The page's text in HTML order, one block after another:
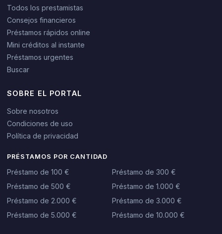
Todos los prestamistas
Consejos financieros
Préstamos rápidos online
Mini créditos al instante
Préstamos urgentes
Buscar
SOBRE EL PORTAL
Sobre nosotros
Condiciones de uso
Política de privacidad
PRÉSTAMOS POR CANTIDAD
Préstamo de 100 €
Préstamo de 300 €
Préstamo de 500 €
Préstamo de 1.000 €
Préstamo de 2.000 €
Préstamo de 3.000 €
Préstamo de 5.000 €
Préstamo de 10.000 €